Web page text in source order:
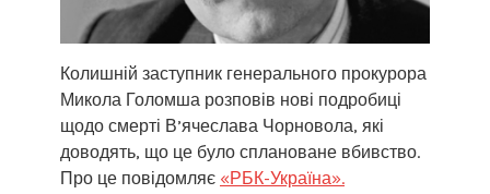
Колишній заступник генерального прокурора
Микола Голомша розповів нові подробиці
щодо смерті В’ячеслава Чорновола, які
доводять, що це було сплановане вбивство.
Про це повідомляє «РБК-Україна».